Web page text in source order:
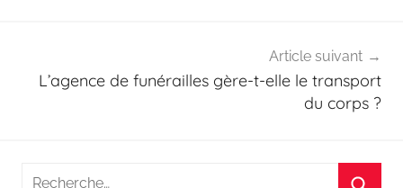
Article suivant
L’agence de funérailles gère-t-elle le transport
du corps ?
Recherche